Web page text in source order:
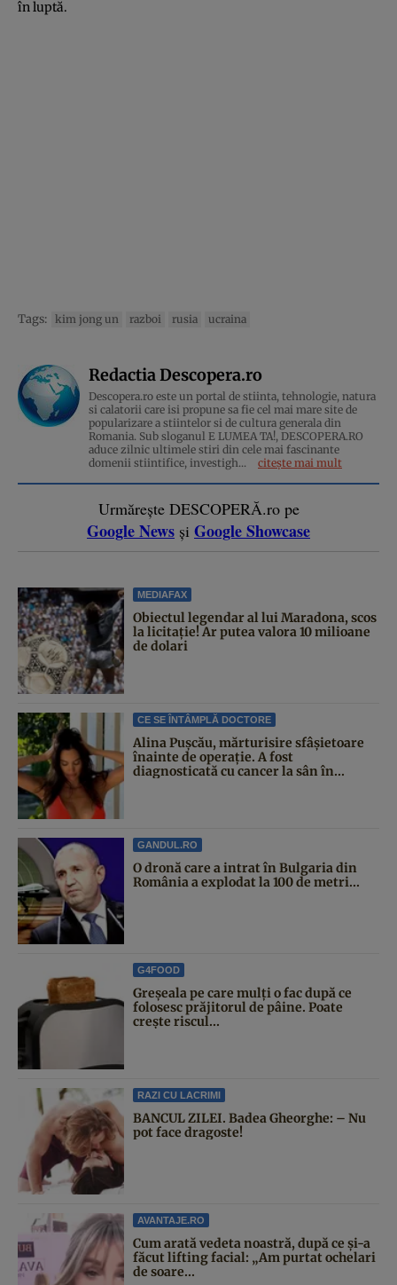
în luptă.
Tags: kim jong un razboi rusia ucraina
Redactia Descopera.ro
Descopera.ro este un portal de stiinta, tehnologie, natura
si calatorii care isi propune sa fie cel mai mare site de
popularizare a stiintelor si de cultura generala din
Romania. Sub sloganul E LUMEA TA!, DESCOPERA.RO
aduce zilnic ultimele stiri din cele mai fascinante
domenii stiintifice, investigh...
citește mai mult
Urmărește DESCOPERĂ.ro pe
Google News și Google Showcase
MEDIAFAX
Obiectul legendar al lui Maradona, scos
la licitație! Ar putea valora 10 milioane
de dolari
CE SE ÎNTÂMPLĂ DOCTORE
Alina Pușcău, mărturisire sfâșietoare
înainte de operație. A fost
diagnosticată cu cancer la sân în...
GANDUL.RO
O dronă care a intrat în Bulgaria din
România a explodat la 100 de metri...
G4FOOD
Greșeala pe care mulți o fac după ce
folosesc prăjitorul de pâine. Poate
crește riscul...
RAZI CU LACRIMI
BANCUL ZILEI. Badea Gheorghe: – Nu
pot face dragoste!
AVANTAJE.RO
Cum arată vedeta noastră, după ce și-a
făcut lifting facial: „Am purtat ochelari
de soare...